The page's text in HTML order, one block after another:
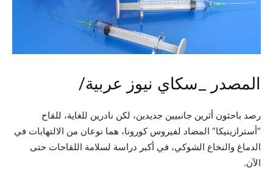
المصدر _سكاي نيوز عربية/
رصد باحثون أثرين جانبيين جديدين، لكن نادرين للغاية، للقاح
“أسترازينيكا” المضاد لفيروس كورونا، هما نوعان من الالتهابات في
الدماغ والنخاع الشوكي، في أكبر دراسة لسلامة اللقاحات حتى
الآن.